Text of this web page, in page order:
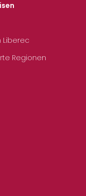
Liberec
Regionen